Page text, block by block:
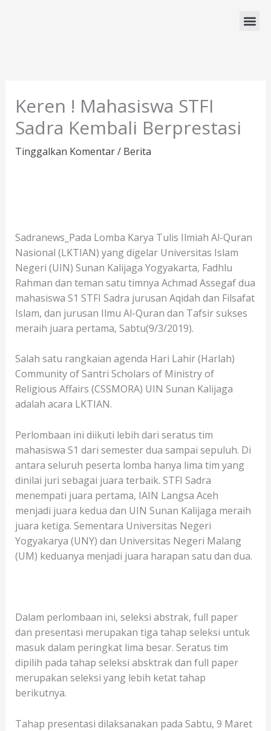
Keren ! Mahasiswa STFI
Sadra Kembali Berprestasi
Tinggalkan Komentar/ Berita
Sadranews_Pada Lomba Karya Tulis Ilmiah Al-Quran
Nasional (LKTIAN) yang digelar Universitas Islam
Negeri (UIN) Sunan Kalijaga Yogyakarta, Fadhlu
Rahman dan teman satu timnya Achmad Assegaf dua
mahasiswa S1 STFI Sadra jurusan Aqidah dan Filsafat
Islam, dan jurusan Ilmu Al-Quran dan Tafsir sukses
meraih juara pertama, Sabtu(9/3/2019).
Salah satu rangkaian agenda Hari Lahir (Harlah)
Community of Santri Scholars of Ministry of
Religious Affairs (CSSMORA) UIN Sunan Kalijaga
adalah acara LKTIAN.
Perlombaan ini diikuti lebih dari seratus tim
mahasiswa S1 dari semester dua sampai sepuluh. Di
antara seluruh peserta lomba hanya lima tim yang
dinilai juri sebagai juara terbaik. STFI Sadra
menempati juara pertama, IAIN Langsa Aceh
menjadi juara kedua dan UIN Sunan Kalijaga meraih
juara ketiga. Sementara Universitas Negeri
Yogyakarya (UNY) dan Universitas Negeri Malang
(UM) keduanya menjadi juara harapan satu dan dua.
Dalam perlombaan ini, seleksi abstrak, full paper
dan presentasi merupakan tiga tahap seleksi untuk
masuk dalam peringkat lima besar. Seratus tim
dipilih pada tahap seleksi absktrak dan full paper
merupakan seleksi yang lebih ketat tahap
berikutnya.
Tahap presentasi dilaksanakan pada Sabtu, 9 Maret